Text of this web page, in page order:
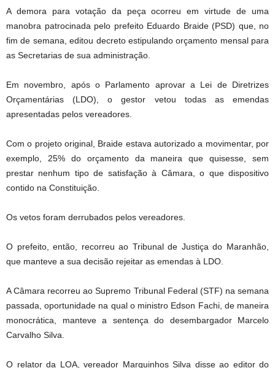
A demora para votação da peça ocorreu em virtude de uma
manobra patrocinada pelo prefeito Eduardo Braide (PSD) que, no
fim de semana, editou decreto estipulando orçamento mensal para
as Secretarias de sua administração.
Em novembro, após o Parlamento aprovar a Lei de Diretrizes
Orçamentárias (LDO), o gestor vetou todas as emendas
apresentadas pelos vereadores.
Com o projeto original, Braide estava autorizado a movimentar, por
exemplo, 25% do orçamento da maneira que quisesse, sem
prestar nenhum tipo de satisfação à Câmara, o que dispositivo
contido na Constituição.
Os vetos foram derrubados pelos vereadores.
O prefeito, então, recorreu ao Tribunal de Justiça do Maranhão,
que manteve a sua decisão rejeitar as emendas à LDO.
A Câmara recorreu ao Supremo Tribunal Federal (STF) na semana
passada, oportunidade na qual o ministro Edson Fachi, de maneira
monocrática, manteve a sentença do desembargador Marcelo
Carvalho Silva.
O relator da LOA, vereador Marquinhos Silva disse ao editor do